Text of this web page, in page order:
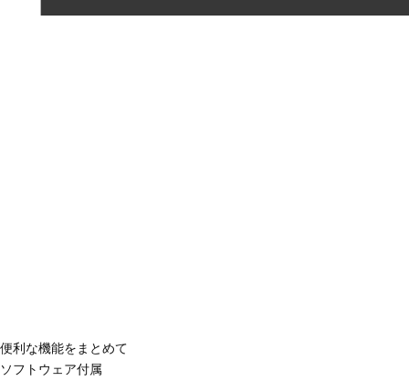
便利な機能をまとめて
ソフトウェア付属